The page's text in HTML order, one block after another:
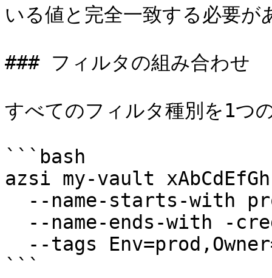
いる値と完全一致する必要が
### フィルタの組み合わせ
すべてのフィルタ種別を1つ
```bash
azsi my-vault
```